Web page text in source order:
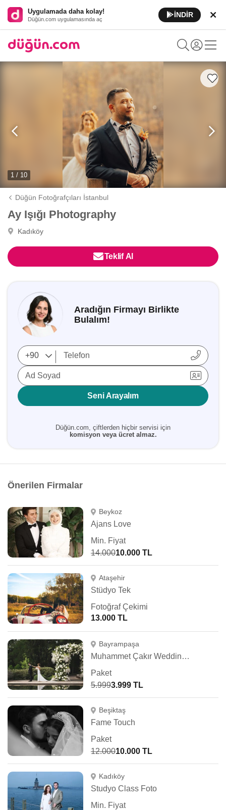
Uygulamada daha kolay!
Düğün.com uygulamasında aç
İNDİR
1 / 10
Düğün Fotoğrafçıları İstanbul
Ay Işığı Photography
Kadıköy
Teklif Al
Aradığın Firmayı Birlikte
Bulalım!
Ad Soyad
Seni Arayalım
Düğün.com, çiftlerden hiçbir servisi için
komisyon veya ücret almaz.
Önerilen Firmalar
Beykoz
Ajans Love
Min. Fiyat
14.00010.000 TL
Ataşehir
Stüdyo Tek
Fotoğraf Çekimi
13.000 TL
Bayrampaşa
Muhammet Çakır Wedding Photography
Paket
5.9993.999 TL
Beşiktaş
Fame Touch
Paket
12.00010.000 TL
Kadıköy
Studyo Class Foto
Min. Fiyat